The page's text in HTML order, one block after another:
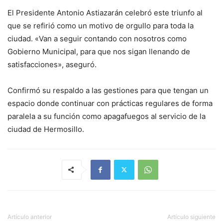
El Presidente Antonio Astiazarán celebró este triunfo al
que se refirió como un motivo de orgullo para toda la
ciudad. «Van a seguir contando con nosotros como
Gobierno Municipal, para que nos sigan llenando de
satisfacciones», aseguró.
Confirmó su respaldo a las gestiones para que tengan un
espacio donde continuar con prácticas regulares de forma
paralela a su función como apagafuegos al servicio de la
ciudad de Hermosillo.
Artículo anterior Artículo siguiente